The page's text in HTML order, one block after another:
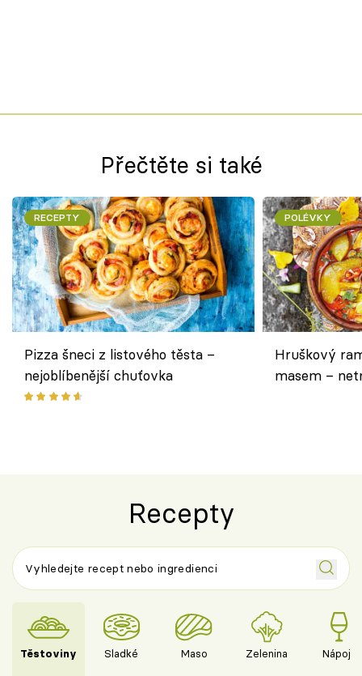
Přečtěte si také
RECEPTY
Pizza šneci z listového těsta –
nejoblíbenější chuťovka
POLÉVKY
Hruškový
masem –
Recepty
Těstoviny Sladké Maso Zelenina Nápoje